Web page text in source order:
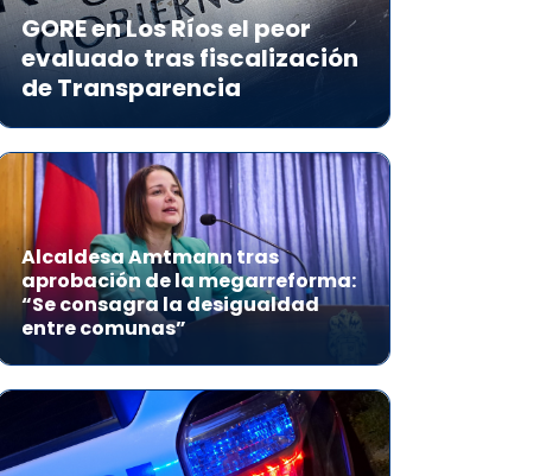
GORE en Los Ríos el peor
evaluado tras fiscalización
de Transparencia
Alcaldesa Amtmann tras
aprobación de la megarreforma:
“Se consagra la desigualdad
entre comunas”